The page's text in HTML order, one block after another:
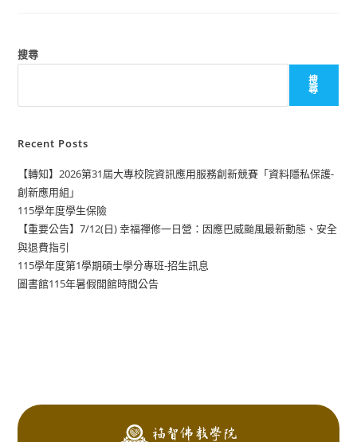
搜尋
搜
尋
Recent Posts
【轉知】2026第31屆大專校院資訊應用服務創新競賽「資料隱私保護-
創新應用組」
115學年度學生保險
【重要公告】7/12(日) 幸福禪修一日營：因應巴威颱風最新動態、安全
與退費指引
115學年度第1學期碩士學分專班-招生訊息
圖書館115年暑假開館時間公告